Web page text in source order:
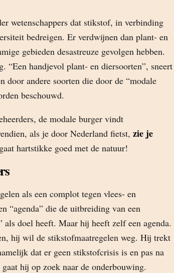
wetenschappers dat stikstof, in verbinding
bedreigen. Er verdwijnen dan plant- en
gebieden desastreuze gevolgen hebben.
“Een handjevol plant- en diersoorten”, sneert
door andere soorten die door de “modale
beschouwd.
de modale burger vindt
als je door Nederland fietst, zie je
hartstikke goed met de natuur!
als een complot tegen vlees- en
“agenda” die de uitbreiding van een
als doel heeft. Maar hij heeft zelf een agenda.
hij wil de stikstofmaatregelen weg. Hij trekt
dat er geen stikstofcrisis is en pas na
hij op zoek naar de onderbouwing.